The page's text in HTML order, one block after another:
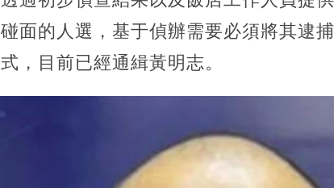
面的人選，基于偵辦需要必須將其逮
，目前已經通緝黃明志。